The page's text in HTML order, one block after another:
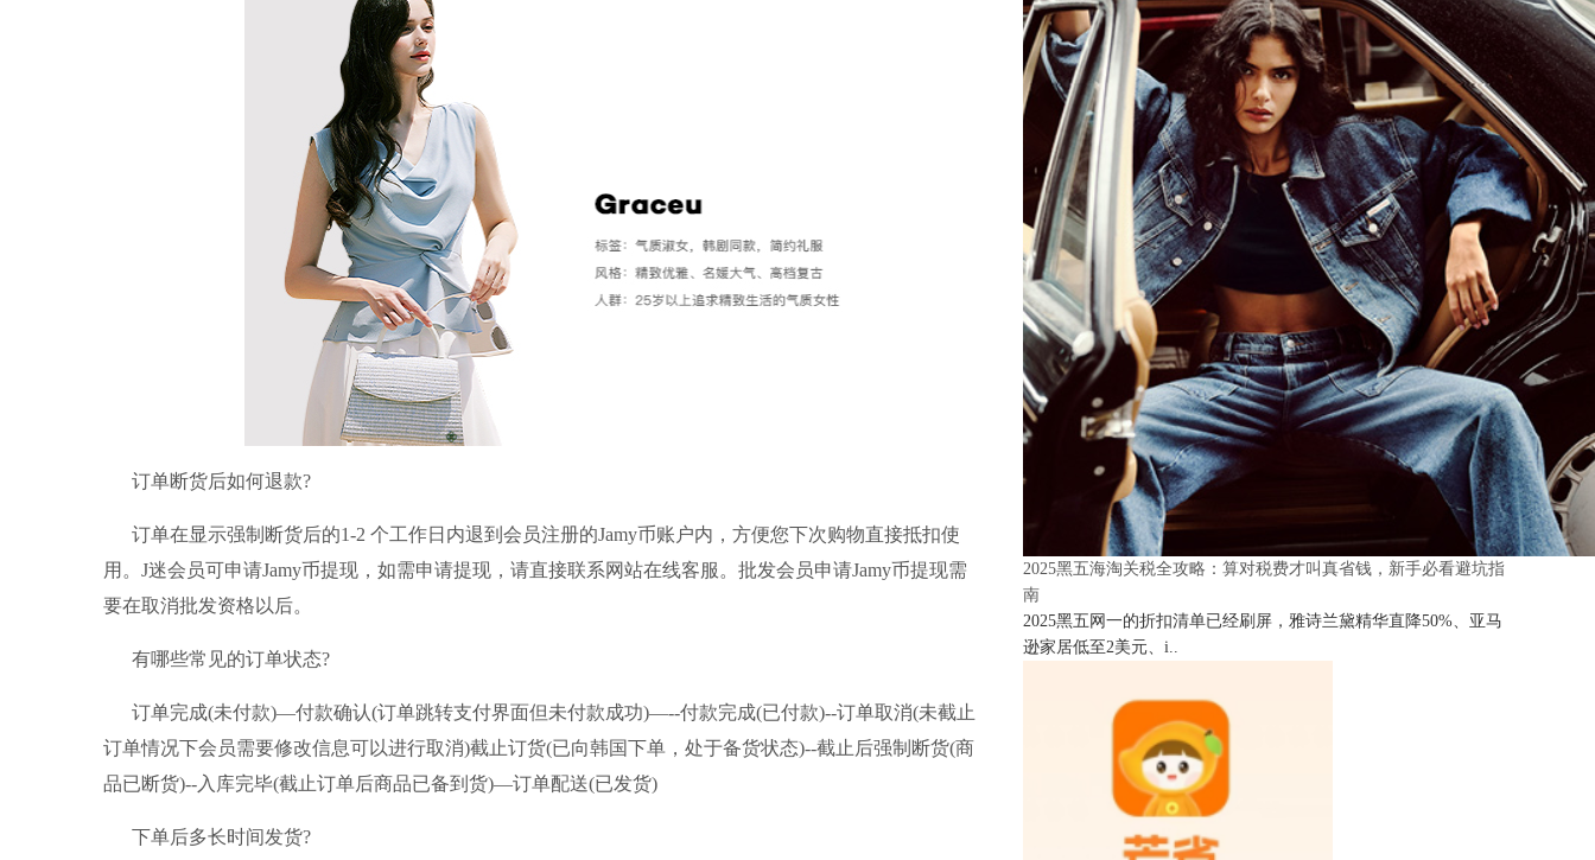
订单断货后如何退款?
订单在显示强制断货后的1-2 个工作日内退到会员注册的Jamy币账户内，方便您下次购物直接抵扣使
用。J迷会员可申请Jamy币提现，如需申请提现，请直接联系网站在线客服。批发会员申请Jamy币提现需
要在取消批发资格以后。
有哪些常见的订单状态?
订单完成(未付款)—付款确认(订单跳转支付界面但未付款成功)—--付款完成(已付款)--订单取消(未截止
订单情况下会员需要修改信息可以进行取消)截止订货(已向韩国下单，处于备货状态)--截止后强制断货(商
品已断货)--入库完毕(截止订单后商品已备到货)—订单配送(已发货)
下单后多长时间发货?
2025黑五海淘关税全攻略：算对税费才叫真省钱，新手必看避坑指
南
2025黑五网一的折扣清单已经刷屏，雅诗兰黛精华直降50%、亚马
逊家居低至2美元、i..